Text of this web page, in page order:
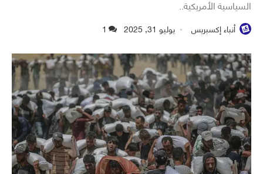
السياسية الأمريكية..
أنباء إكسبريس يوليو 31, 2025 1